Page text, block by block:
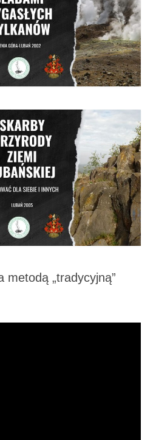
metodą „tradycyjną”